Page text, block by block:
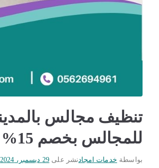
للمجالس بخصم 15%
بواسطة خدمات امجادنشر على 29 ديسمبر، 2024